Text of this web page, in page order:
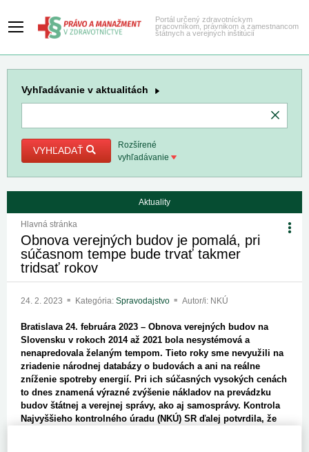
Portál určený zdravotníckym
pracovníkom, právnikom a zamestnancom
štátnych a verejných inštitúcií
Vyhľadávanie v aktualitách
VYHĽADAŤ
Rozšírené
vyhľadávanie
Aktuality
Hlavná stránka
Obnova verejných budov je pomalá, pri
súčasnom tempe bude trvať takmer
tridsať rokov
24. 2. 2023 Kategória: Spravodajstvo Autor/i: NKÚ
Bratislava 24. februára 2023 – Obnova verejných budov na
Slovensku v rokoch 2014 až 2021 bola nesystémová a
nenapredovala želaným tempom. Tieto roky sme nevyužili na
zriadenie národnej databázy o budovách a ani na reálne
zníženie spotreby energií. Pri ich súčasných vysokých cenách
to dnes znamená výrazné zvýšenie nákladov na prevádzku
budov štátnej a verejnej správy, ako aj samosprávy. Kontrola
Najvyššieho kontrolného úradu (NKÚ) SR ďalej potvrdila, že